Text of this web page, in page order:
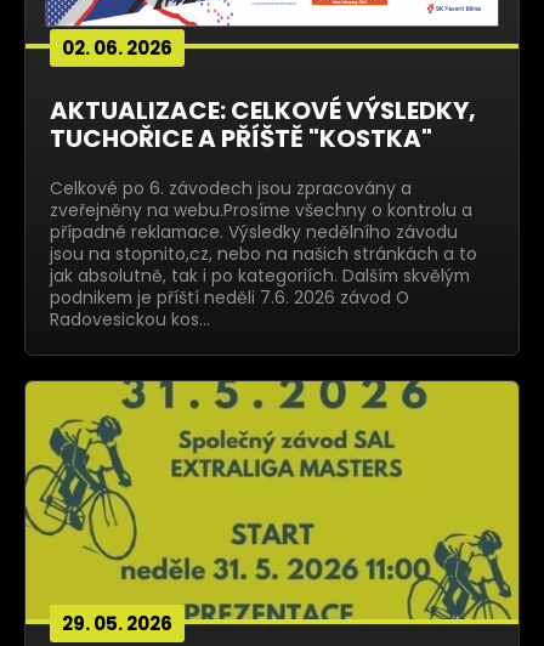
02. 06. 2026
AKTUALIZACE: CELKOVÉ VÝSLEDKY,
TUCHOŘICE A PŘÍŠTĚ "KOSTKA"
Celkové po 6. závodech jsou zpracovány a
zveřejněny na webu.Prosíme všechny o kontrolu a
případné reklamace. Výsledky nedělního závodu
jsou na stopnito,cz, nebo na našich stránkách a to
jak absolutně, tak i po kategoriích. Dalším skvělým
podnikem je příští neděli 7.6. 2026 závod O
Radovesickou kos…
29. 05. 2026